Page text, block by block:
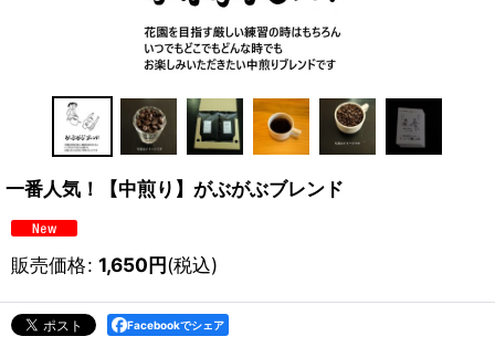
一番人気！【中煎り】がぶがぶブレンド
販売価格: 1,650円(税込)
Facebookでシェア